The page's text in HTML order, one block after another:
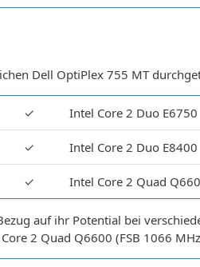
Dell OptiPlex 755 MT
✓ Intel Core 2 Duo E6750
✓ Intel Core 2 Duo E8400
✓ Intel Core 2 Quad
auf ihr Potential bei
2 Quad Q6600 (FSB 1066